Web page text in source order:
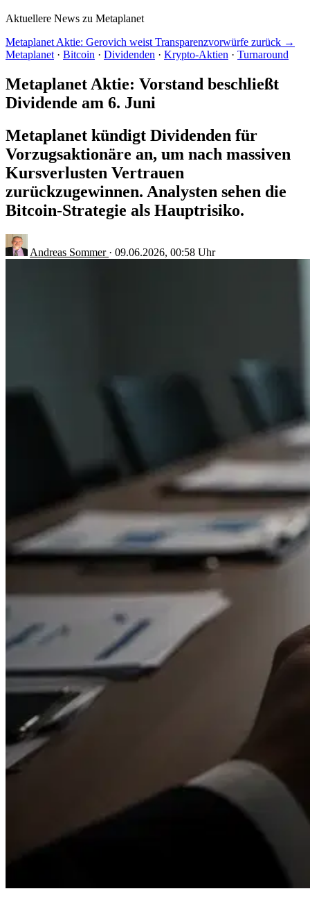
Aktuellere News zu Metaplanet
Metaplanet Aktie: Gerovich weist Transparenzvorwürfe zurück →
Metaplanet · Bitcoin · Dividenden · Krypto-Aktien · Turnaround
Metaplanet Aktie: Vorstand beschließt
Dividende am 6. Juni
Metaplanet kündigt Dividenden für
Vorzugsaktionäre an, um nach massiven
Kursverlusten Vertrauen
zurückzugewinnen. Analysten sehen die
Bitcoin-Strategie als Hauptrisiko.
Andreas Sommer · 09.06.2026, 00:58 Uhr